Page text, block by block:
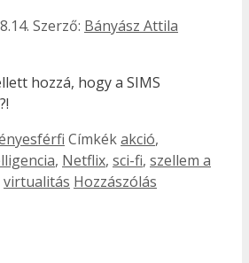
Szerző: Bányász Attila
hozzá, hogy a SIMS
Címkékakció,
, Netflix, sci-fi, szellem a
virtualitás Hozzászólás